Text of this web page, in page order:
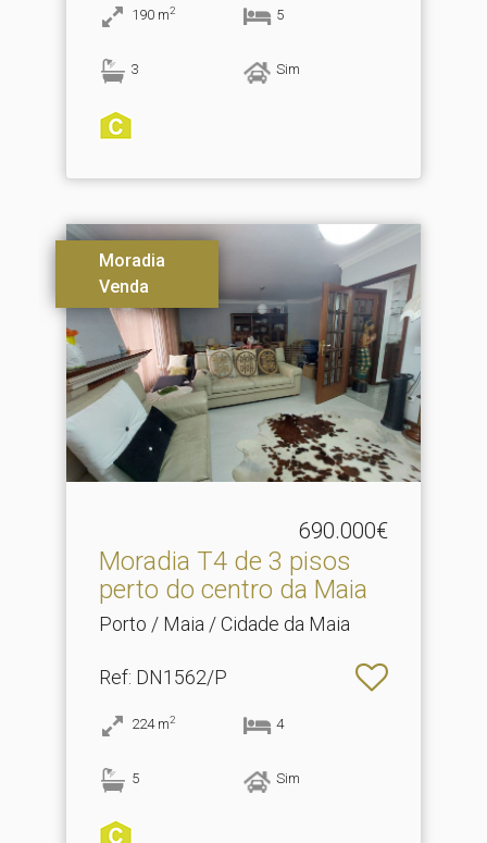
190 m2 5
3 Sim
Moradia
Venda
690.000€
Moradia T4 de 3 pisos
perto do centro da Maia
Porto / Maia / Cidade da Maia
Ref: DN1562/P
224 m2 4
5 Sim